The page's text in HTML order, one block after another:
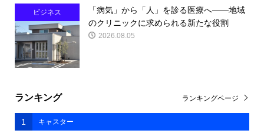
ビジネス
「病気」から「人」を診る医療へ――地域
のクリニックに求められる新たな役割
2026.08.05
ランキング
1 キャスター
ランキングページ